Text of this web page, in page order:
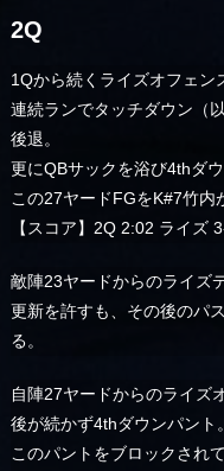
2Q
1Qから続くライズオフェン
連続ランでタッチダウン（
後退。
更にQBサックを浴び4thダ
この27ヤードFGをK#7竹内
【スコア】2Q 2:02 ライズ
敵陣23ヤードからのライズ
更新を許すも、その後のパ
る。
自陣27ヤードからのライズ
後が続かず4thダウンパント。
このパントをブロックされ